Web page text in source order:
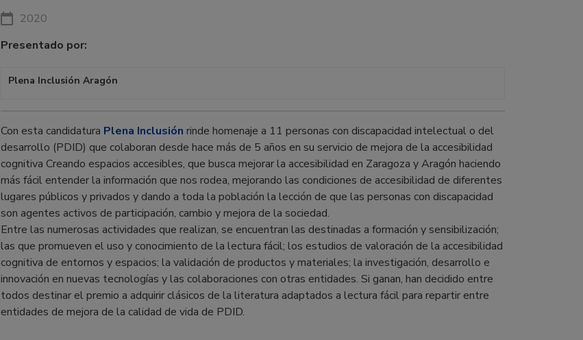
2020
Presentado por:
Plena Inclusión Aragón
Con esta candidatura Plena Inclusión rinde homenaje a 11 personas con discapacidad intelectual o del
desarrollo (PDID) que colaboran desde hace más de 5 años en su servicio de mejora de la accesibilidad
cognitiva Creando espacios accesibles, que busca mejorar la accesibilidad en Zaragoza y Aragón haciendo
más fácil entender la información que nos rodea, mejorando las condiciones de accesibilidad de diferentes
lugares públicos y privados y dando a toda la población la lección de que las personas con discapacidad
son agentes activos de participación, cambio y mejora de la sociedad.
Entre las numerosas actividades que realizan, se encuentran las destinadas a formación y sensibilización;
las que promueven el uso y conocimiento de la lectura fácil; los estudios de valoración de la accesibilidad
cognitiva de entornos y espacios; la validación de productos y materiales; la investigación, desarrollo e
innovación en nuevas tecnologías y las colaboraciones con otras entidades. Si ganan, han decidido entre
todos destinar el premio a adquirir clásicos de la literatura adaptados a lectura fácil para repartir entre
entidades de mejora de la calidad de vida de PDID.